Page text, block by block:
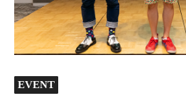
EVENT
DESIGN
DISCOVERY
EVENT